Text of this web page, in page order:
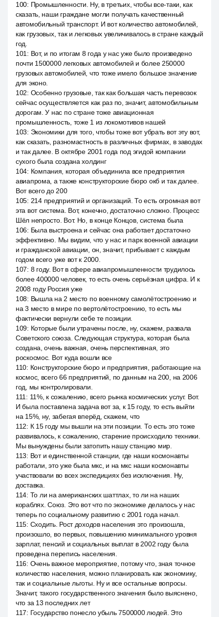
100: Промышленности. Ну, в третьих, чтобы все-таки, как
сказать, наши граждане могли получать качественный
автомобильный транспорт. И вот количество автомобилей,
как грузовых, так и легковых увеличивалось в стране каждый
год.
101 : Вот, и по итогам 8 года у нас уже было произведено
почти 1500000 легковых автомобилей и более 250000
грузовых автомобилей, что тоже имело большое значение
для эконо.
102: Особенно грузовые, так как большая часть перевозок
сейчас осуществляется как раз по, значит, автомобильным
дорогам. У нас по стране тоже авиационная
промышленность, тоже 1 из локомотивов нашей
103: Экономики для того, чтобы тоже вот убрать вот эту вот,
как сказать, разномастность в различных фирмах, в заводах
и так далее. В октябре 2001 года под эгидой компании
сухого была создана холдинг
104: Компания, которая объединила все предприятия
авиапрома, а также конструкторские бюро окб и так далее.
Вот всего до 200
105: 214 предприятий и организаций. То есть огромная вот
эта вот система. Вот, конечно, достаточно сложно. Процесс
Шёл непросто. Вот. Но, в конце Концов, система была
106: Была выстроена и сейчас она работает достаточно
эффективно. Мы видим, что у нас и парк военной авиации
и гражданской авиации, он, значит, прибывает с каждым
годом всего уже вот к 2000.
107: 8 году. Вот в сфере авиапромышленности трудилось
более 400000 человек, то есть очень серьёзная цифра. И к
2008 году Россия уже
108: Вышла на 2 место по военному самолётостроению и
на 3 место в мире по вертолётостроению, то есть мы
фактически вернули себе те позиции.
109: Которые были утрачены после, ну, скажем, развала
Советского союза. Следующая структура, которая была
создана, очень важная, очень перспективная, это
роскосмос. Вот куда вошли все
110: Конструкторские бюро и предприятия, работающие на
космос, всего 66 предприятий, по данным на 200, на 2006
год, мы контролировали.
111 : 11%, к сожалению, всего рынка космических услуг. Вот.
И была поставлена задача вот за, к 15 году, то есть выйти
на 15%, ну, забегая вперёд, скажем, что
112: К 15 году мы вышли на эти позиции. То есть это тоже
развивалось, к сожалению, старение происходило техники.
Мы вынуждены были затопить нашу станцию мир.
113: Вот и единственной станции, где наши космонавты
работали, это уже была мкс, и на мкс наши космонавты
участвовали во всех экспедициях без исключения. Ну,
доставка.
114: То ли на американских шаттлах, то ли на наших
кораблях. Союз. Это вот что по экономике делалось у нас
теперь по социальному развитию с 2001 года начал.
115: Сходить. Рост доходов населения это произошла,
произошло, во первых, повышению минимального уровня
зарплат, пенсий и социальных выплат в 2002 году была
проведена перепись населения.
116: Очень важное мероприятие, потому что, зная точное
количество населения, можно планировать как экономику,
так и социальные льготы. Ну и все остальные вопросы.
Значит, такого государственного значения было выяснено,
что за 13 последних лет
117: Государство понесло убыль 7500000 людей. Это